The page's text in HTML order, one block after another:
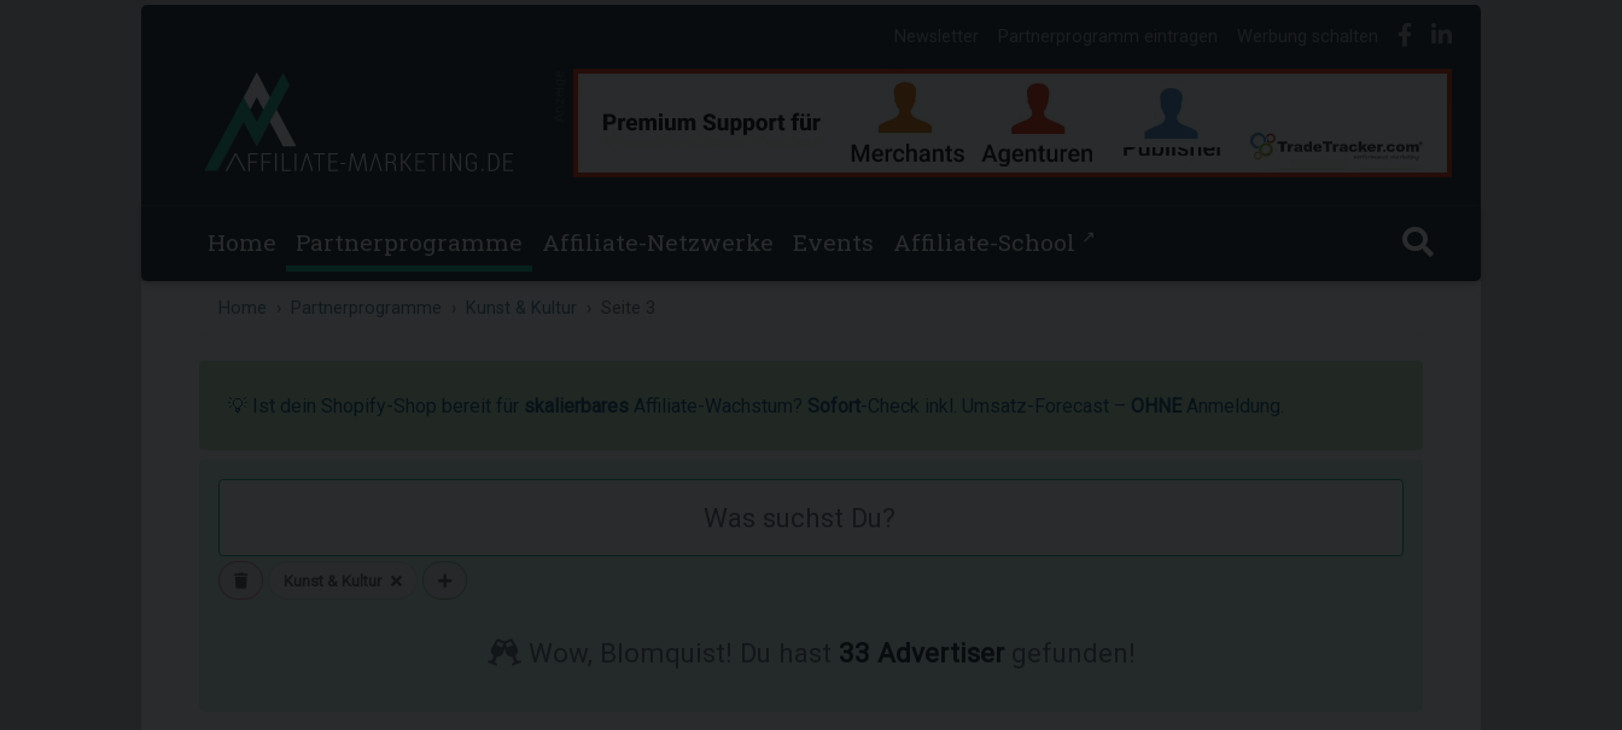
Home Partnerprogramme Affiliate-Netzwerke Events Affiliate-School ↗
Home Partnerprogramme Kunst & Kultur
💡 Ist dein Shopify-Shop bereit für skalierbares Affiliate-Wachstum? Sofort-Check inkl. Umsatz-Forecast – OHNE Anmeldung.
33 Advertisergefunden!